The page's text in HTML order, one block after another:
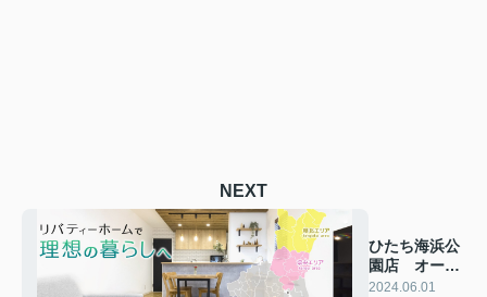
NEXT
ひたち海浜公
園店 オープ
ンいたしまし
2024.06.01